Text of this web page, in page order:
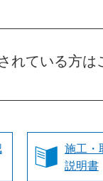
ている方は
施工・
説明書